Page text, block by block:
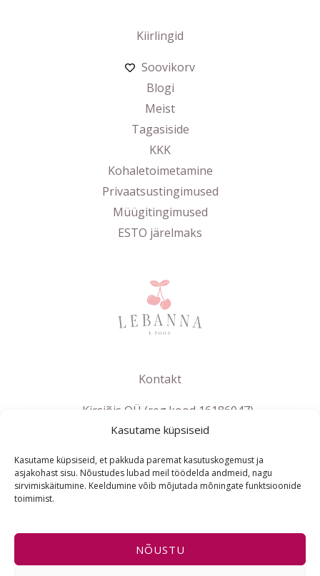
Kasutame küpsiseid
Kasutame küpsiseid, et pakkuda paremat kasutuskogemust ja
asjakohast sisu. Nõustudes lubad meil töödelda andmeid, nagu
sirvimiskäitumine. Keeldumine võib mõjutada mõningate funktsioonide
toimimist.
NÕUSTU
Kontakt
Kirsiõis OÜ (reg.kood 16186047)
info@lebanna.ee
KMKR EE102658392
Kiirlingid
Soovikorv
Blogi
Meist
Tagasiside
KKK
Kohaletoimetamine
Privaatsustingimused
Müügitingimused
ESTO järelmaks
ET